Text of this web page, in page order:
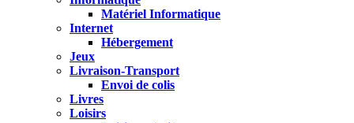
Matériel Informatique
Internet
Hébergement
Jeux
Livraison-Transport
Envoi de colis
Livres
Loisirs